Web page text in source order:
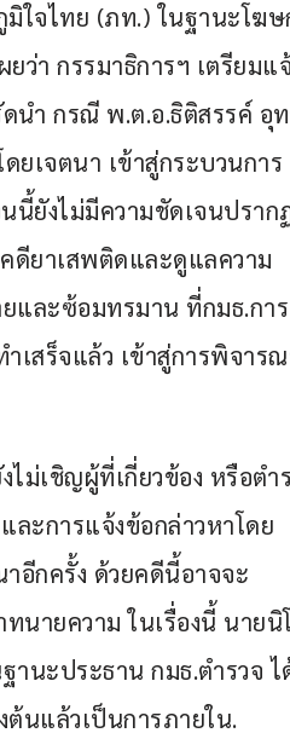
ใจไทย (ภท.) ในฐานะโฆษ
ว่า กรรมาธิการฯ เตรียมแ
ดนำ กรณี พ.ต.อ.ธิติสรรค์ อุ
ยเจตนา เข้าสู่กระบวนการ
นี้ยังไม่มีความชัดเจนปราก
ดียาเสพติดและดูแลความ
ยและซ้อมทรมาน ที่กมธ.การ
สร็จแล้ว เข้าสู่การพิจาร
ม่เชิญผู้ที่เกี่ยวข้อง หรือตำ
ละการแจ้งข้อกล่าวหาโดย
อีกครั้ง ด้วยคดีนี้อาจจะ
นายความ ในเรื่องนี้ นายนิ
นะประธาน กมธ.ตำรวจ ไ
ต้นแล้วเป็นการภายใน.